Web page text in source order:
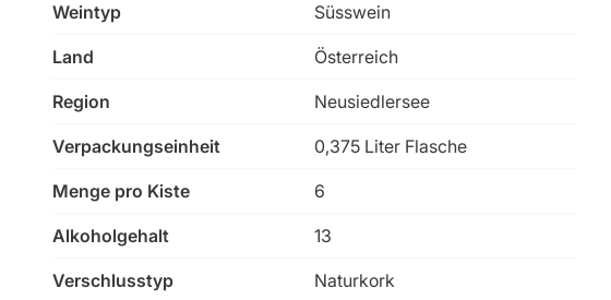
Weintyp Süsswein
Land Österreich
Region Neusiedlersee
Verpackungseinheit 0,375 Liter Flasche
Menge pro Kiste 6
Alkoholgehalt 13
Verschlusstyp Naturkork